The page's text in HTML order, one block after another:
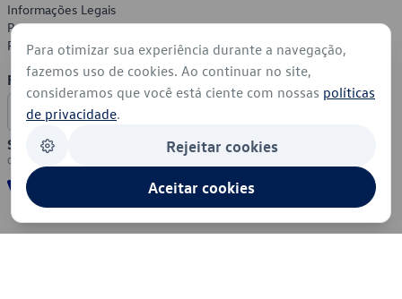
Informações Legais
Política de Privacidade
Política de Cookies
Formas de Pagamento
Segurança
Para otimizar sua experiência durante a navegação,
fazemos uso de cookies. Ao continuar no site,
consideramos que você está ciente com nossas políticas
de privacidade.
Rejeitar cookies
Aceitar cookies